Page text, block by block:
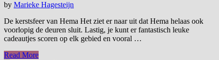
by Marieke Hagesteijn
De kerstsfeer van Hema Het ziet er naar uit dat Hema helaas ook
voorlopig de deuren sluit. Lastig, je kunt er fantastisch leuke
cadeautjes scoren op elk gebied en vooral …
Read More